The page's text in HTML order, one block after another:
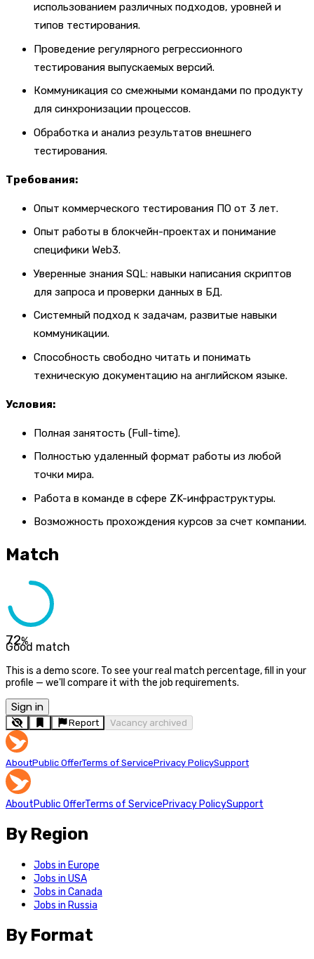
использованием различных подходов, уровней и
типов тестирования.
Проведение регулярного регрессионного
тестирования выпускаемых версий.
Коммуникация со смежными командами по продукту
для синхронизации процессов.
Обработка и анализ результатов внешнего
тестирования.
Требования:
Опыт коммерческого тестирования ПО от 3 лет.
Опыт работы в блокчейн-проектах и понимание
специфики Web3.
Уверенные знания SQL: навыки написания скриптов
для запроса и проверки данных в БД.
Системный подход к задачам, развитые навыки
коммуникации.
Способность свободно читать и понимать
техническую документацию на английском языке.
Условия:
Полная занятость (Full-time).
Полностью удаленный формат работы из любой
точки мира.
Работа в команде в сфере ZK-инфраструктуры.
Возможность прохождения курсов за счет компании.
Match
72%
Good match
This is a demo score. To see your real match percentage, fill in your
profile — we'll compare it with the job requirements.
Sign in
Report Vacancy archived
AboutPublic OfferTerms of ServicePrivacy PolicySupport
AboutPublic OfferTerms of ServicePrivacy PolicySupport
By Region
Jobs in Europe
Jobs in USA
Jobs in Canada
Jobs in Russia
By Format